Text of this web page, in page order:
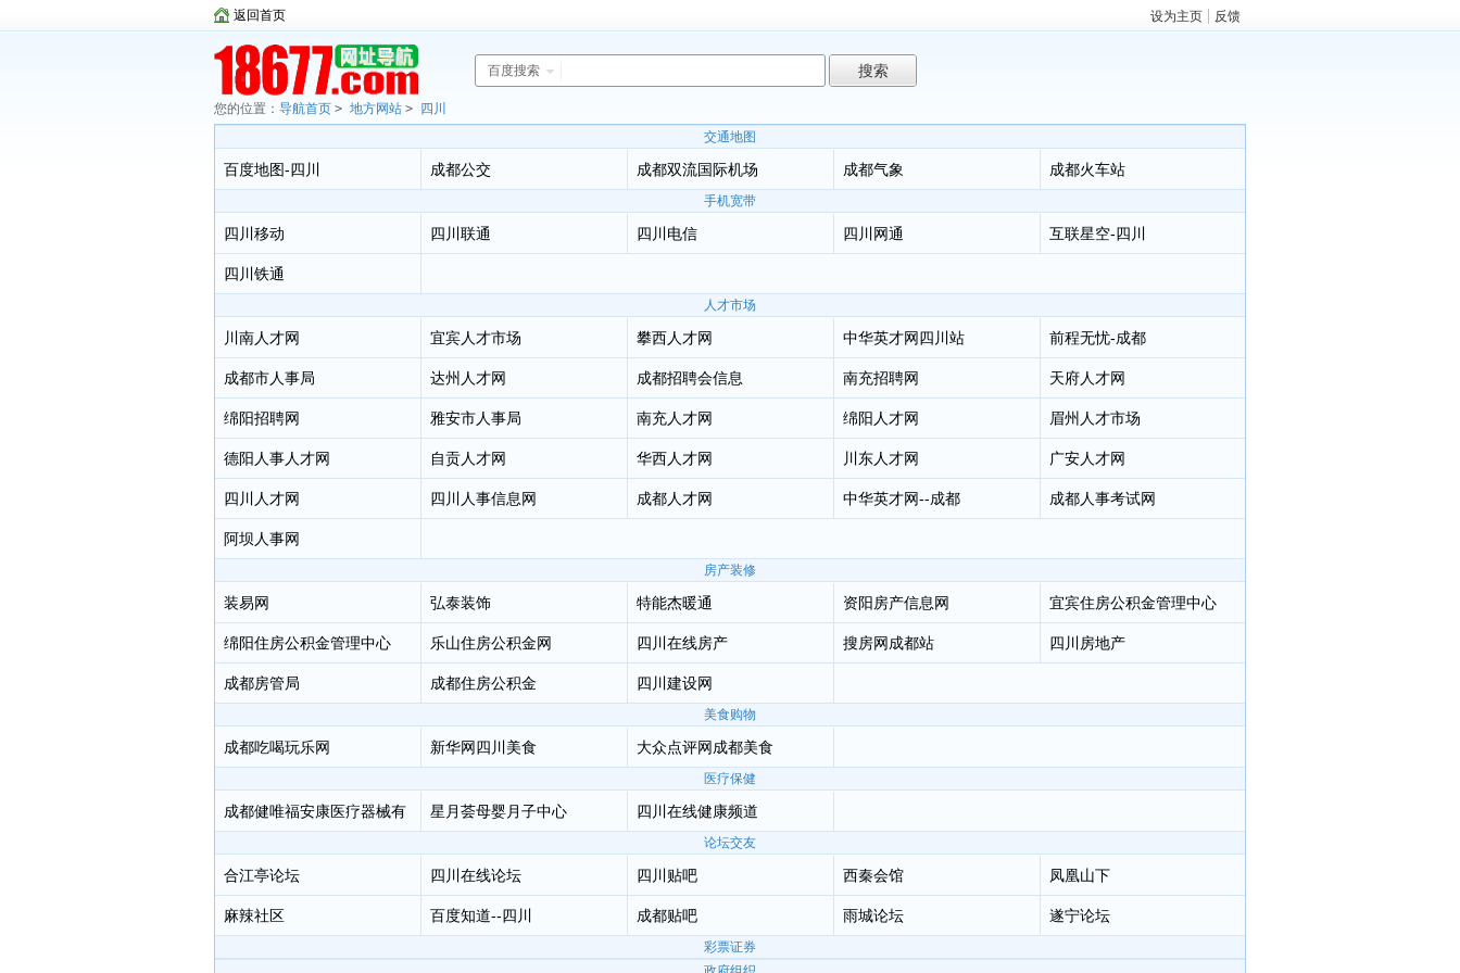
返回首页 设为主页 反馈
百度搜索
您的位置： 导航首页 > 地方网站 >
四川
交通地图
百度地图-四川 成都公交 成都双流国际机场 成都气象 成都火车站
手机宽带
四川移动 四川联通 四川电信 四川网通 互联星空-四川
四川铁通
人才市场
川南人才网 宜宾人才市场 攀西人才网 中华英才网四川站 前程无忧-成都
成都市人事局 达州人才网 成都招聘会信息 南充招聘网 天府人才网
绵阳招聘网 雅安市人事局 南充人才网 绵阳人才网 眉州人才市场
德阳人事人才网 自贡人才网 华西人才网 川东人才网 广安人才网
四川人才网 四川人事信息网 成都人才网 中华英才网--成都 成都人事考试网
阿坝人事网
房产装修
装易网 弘泰装饰 特能杰暖通 资阳房产信息网 宜宾住房公积金管理中心
绵阳住房公积金管理中心 乐山住房公积金网 四川在线房产 搜房网成都站 四川房地产
成都房管局 成都住房公积金 四川建设网
美食购物
成都吃喝玩乐网 新华网四川美食 大众点评网成都美食
医疗保健
成都健唯福安康医疗器械有
限公司
星月荟母婴月子中心 四川在线健康频道
论坛交友
合江亭论坛 四川在线论坛 四川贴吧 西秦会馆 凤凰山下
麻辣社区 百度知道--四川 成都贴吧 雨城论坛 遂宁论坛
彩票证券